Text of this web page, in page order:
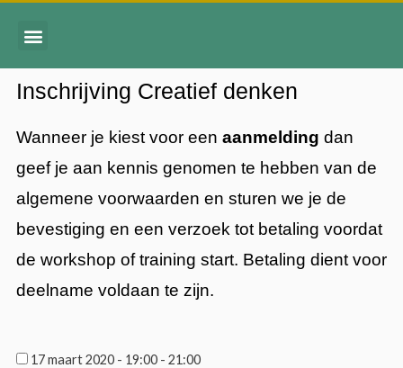
Inschrijving Creatief denken
Wanneer je kiest voor een aanmelding dan
geef je aan kennis genomen te hebben van de
algemene voorwaarden en sturen we je de
bevestiging en een verzoek tot betaling voordat
de workshop of training start. Betaling dient voor
deelname voldaan te zijn.
17 maart 2020 - 19:00 - 21:00